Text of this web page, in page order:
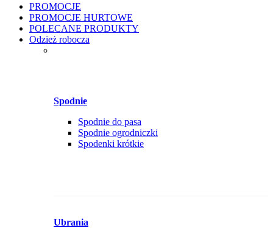
PROMOCJE
PROMOCJE HURTOWE
POLECANE PRODUKTY
Odzież robocza
Spodnie
Spodnie do pasa
Spodnie ogrodniczki
Spodenki krótkie
Ubrania